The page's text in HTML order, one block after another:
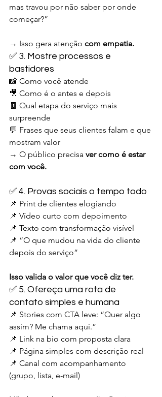
mas travou por não saber por onde
começar?”
→ Isso gera atenção com empatia.
✅ 3. Mostre processos e
bastidores
📸 Como você atende
🎥 Como é o antes e depois
🧾 Qual etapa do serviço mais
surpreende
💬 Frases que seus clientes falam e que
mostram valor
→ O público precisa ver como é estar
com você.
✅ 4. Provas sociais o tempo todo
📌 Print de clientes elogiando
📌 Vídeo curto com depoimento
📌 Texto com transformação visível
📌 “O que mudou na vida do cliente
depois do serviço”
Isso valida o valor que você diz ter.
✅ 5. Ofereça uma rota de
contato simples e humana
📌 Stories com CTA leve: “Quer algo
assim? Me chama aqui.”
📌 Link na bio com proposta clara
📌 Página simples com descrição real
📌 Canal com acompanhamento
(grupo, lista, e-mail)